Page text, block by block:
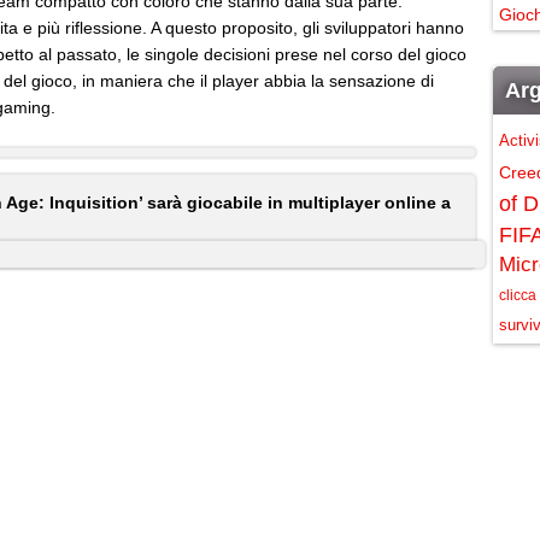
e più riflessione. A questo proposito, gli sviluppatori hanno
al passato, le singole decisioni prese nel corso del gioco
gioco, in maniera che il player abbia la sensazione di
Age: Inquisition’ sarà giocabile in multiplayer online a
of
clicca